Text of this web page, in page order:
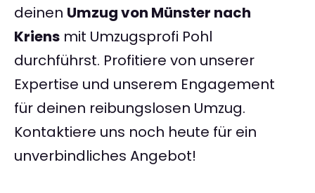
deinen Umzug von Münster nach
Kriens mit Umzugsprofi Pohl
durchführst. Profitiere von unserer
Expertise und unserem Engagement
für deinen reibungslosen Umzug.
Kontaktiere uns noch heute für ein
unverbindliches Angebot!